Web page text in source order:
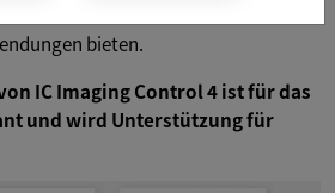
bieten.
IC Imaging Control 4 ist für das
und wird Unterstützung für